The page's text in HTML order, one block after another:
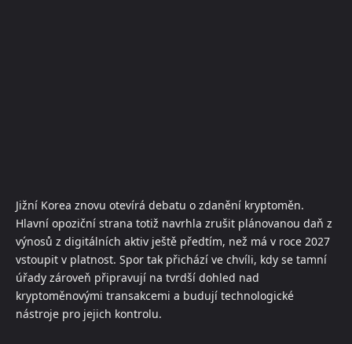
Jižní Korea znovu otevírá debatu o zdanění kryptoměn.
Hlavní opoziční strana totiž navrhla zrušit plánovanou daň z
výnosů z digitálních aktiv ještě předtím, než má v roce 2027
vstoupit v platnost. Spor tak přichází ve chvíli, kdy se tamní
úřady zároveň připravují na tvrdší dohled nad
kryptoměnovými transakcemi a budují technologické
nástroje pro jejich kontrolu.